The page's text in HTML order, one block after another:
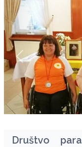
Društvo
zurück